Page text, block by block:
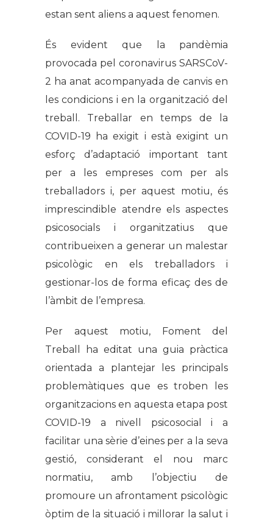
estan sent aliens a aquest fenomen.
És evident que la pandèmia
provocada pel coronavirus SARSCoV-
2 ha anat acompanyada de canvis en
les condicions i en la organització del
treball. Treballar en temps de la
COVID-19 ha exigit i està exigint un
esforç d’adaptació important tant
per a les empreses com per als
treballadors i, per aquest motiu, és
imprescindible atendre els aspectes
psicosocials i organitzatius que
contribueixen a generar un malestar
psicològic en els treballadors i
gestionar-los de forma eficaç des de
l’àmbit de l’empresa.
Per aquest motiu, Foment del
Treball ha editat una guia pràctica
orientada a plantejar les principals
problemàtiques que es troben les
organitzacions en aquesta etapa post
COVID-19 a nivell psicosocial i a
facilitar una sèrie d’eines per a la seva
gestió, considerant el nou marc
normatiu, amb l’objectiu de
promoure un afrontament psicològic
òptim de la situació i millorar la salut i